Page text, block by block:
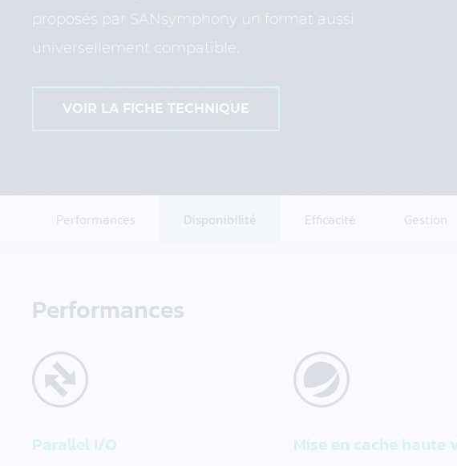
proposés par SANsymphony un format aussi
universellement compatible.
VOIR LA FICHE TECHNIQUE
Performances Disponibilité Efficacité Gestion
Performances
Parallel I/O Mise en cache haute